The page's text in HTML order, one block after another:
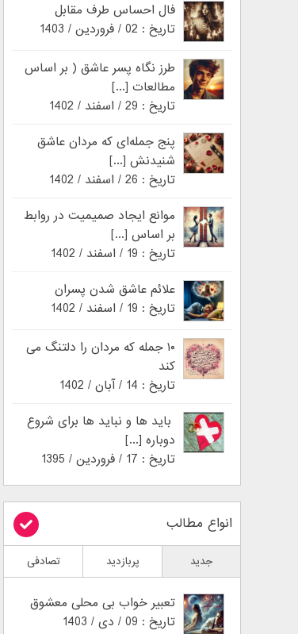
فال احساس طرف مقابل
تاریخ : 02 / فروردین / 1403
طرز نگاه پسر عاشق ( بر اساس
مطالعات [...]
تاریخ : 29 / اسفند / 1402
پنج جمله‌ای که مردان عاشق
شنیدنش [...]
تاریخ : 26 / اسفند / 1402
موانع ایجاد صمیمیت در روابط
بر اساس [...]
تاریخ : 19 / اسفند / 1402
علائم عاشق شدن پسران
تاریخ : 19 / اسفند / 1402
۱۰ جمله که مردان را دلتنگ می
کند
تاریخ : 14 / آبان / 1402
باید ها و نباید ها برای شروع
دوباره [...]
تاریخ : 17 / فروردین / 1395
انواع مطالب
جدید پربازدید تصادفی
تعبیر خواب بی محلی معشوق
تاریخ : 09 / دی / 1403